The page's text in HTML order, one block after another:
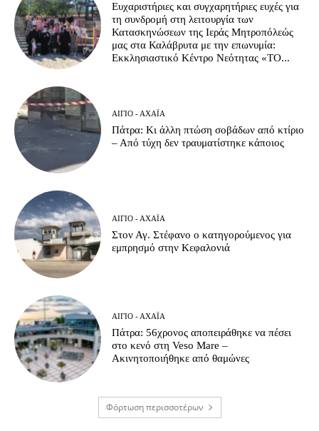
Ευχαριστήριες και συγχαρητήριες ευχές για
τη συνδρομή στη λειτουργία των
Κατασκηνώσεων της Ιεράς Μητροπόλεώς
μας στα Καλάβρυτα με την επωνυμία:
Εκκλησιαστικό Κέντρο Νεότητας «ΤΟ...
ΑΊΓΙΟ - ΑΧΑΪ́Α
Πάτρα: Κι άλλη πτώση σοβάδων από κτίριο
– Από τύχη δεν τραυματίστηκε κάποιος
ΑΊΓΙΟ - ΑΧΑΪ́Α
Στον Αγ. Στέφανο ο κατηγορούμενος για
εμπρησμό στην Κεφαλονιά
ΑΊΓΙΟ - ΑΧΑΪ́Α
Πάτρα: 56χρονος αποπειράθηκε να πέσει
στο κενό στη Veso Mare –
Ακινητοποιήθηκε από θαμώνες
Φόρτωση περισσοτέρων